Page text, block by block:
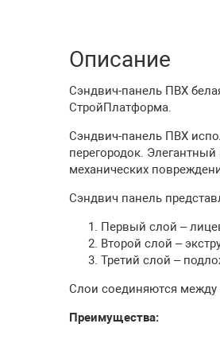
Описание
Сэндвич-панель ПВХ
СтройПлатформа.
Сэндвич-панель ПВХ
перегородок.
механических
Сэндвич панель
Первый слой –
Второй слой –
Третий слой –
Слои соединяются между
Преимущества: